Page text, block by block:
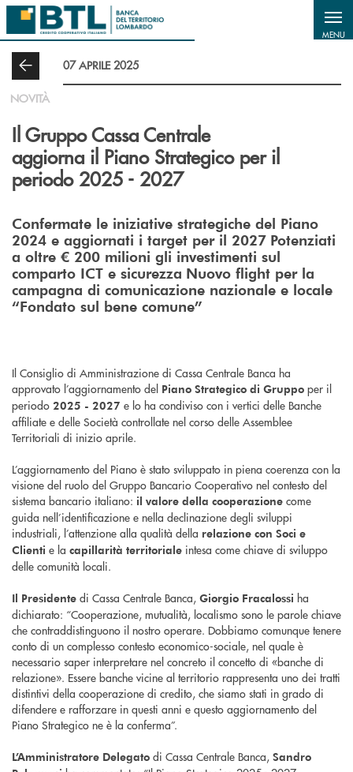
Salta al contenuto principale
MENU
07 APRILE 2025
NOVITÀ
Il Gruppo Cassa Centrale
aggiorna il Piano Strategico per il
periodo 2025 - 2027
Confermate le iniziative strategiche del Piano
2024 e aggiornati i target per il 2027 Potenziati
a oltre € 200 milioni gli investimenti sul
comparto ICT e sicurezza Nuovo flight per la
campagna di comunicazione nazionale e locale
“Fondato sul bene comune”
Il Consiglio di Amministrazione di Cassa Centrale Banca ha
approvato l’aggiornamento del Piano Strategico di Gruppo per il
periodo 2025 - 2027 e lo ha condiviso con i vertici delle Banche
affiliate e delle Società controllate nel corso delle Assemblee
Territoriali di inizio aprile.
L’aggiornamento del Piano è stato sviluppato in piena coerenza con la
visione del ruolo del Gruppo Bancario Cooperativo nel contesto del
sistema bancario italiano: il valore della cooperazione come
guida nell’identificazione e nella declinazione degli sviluppi
industriali, l’attenzione alla qualità della relazione con Soci e
Clienti e la capillarità territoriale intesa come chiave di sviluppo
delle comunità locali.
Il Presidente di Cassa Centrale Banca, Giorgio Fracalossi ha
dichiarato: “Cooperazione, mutualità, localismo sono le parole chiave
che contraddistinguono il nostro operare. Dobbiamo comunque tenere
conto di un complesso contesto economico-sociale, nel quale è
necessario saper interpretare nel concreto il concetto di «banche di
relazione». Essere banche vicine al territorio rappresenta uno dei tratti
distintivi della cooperazione di credito, che siamo stati in grado di
difendere e rafforzare in questi anni e questo aggiornamento del
Piano Strategico ne è la conferma”.
L’Amministratore Delegato di Cassa Centrale Banca, Sandro